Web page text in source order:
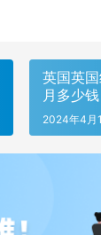
英国英
月多少钱
2024年4月